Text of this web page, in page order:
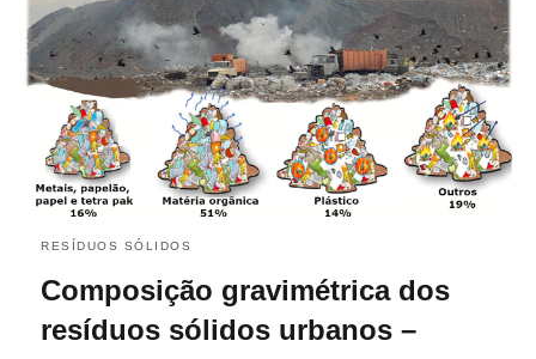
RESÍDUOS SÓLIDOS
Composição gravimétrica dos
resíduos sólidos urbanos –